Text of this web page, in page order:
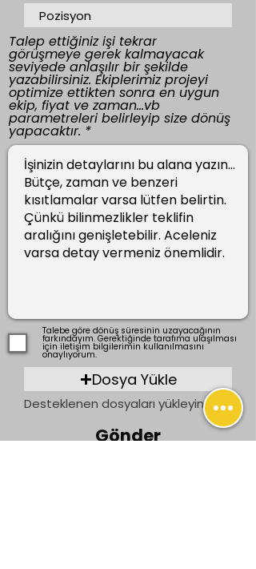
Talep ettiğiniz işi tekrar
görüşmeye gerek kalmayacak
seviyede anlaşılır bir şekilde
yazabilirsiniz. Ekiplerimiz projeyi
optimize ettikten sonra en uygun
ekip, fiyat ve zaman...vb
parametreleri belirleyip size dönüş
yapacaktır.
Talebe göre dönüş süresinin uzayacağının
farkındayım. Gerektiğinde tarafıma ulaşılması
için iletişim bilgilerimin kullanılmasını
onaylıyorum.
Dosya Yükle
Desteklenen dosyaları yükleyin (En fazla 15 MB)
Gönder